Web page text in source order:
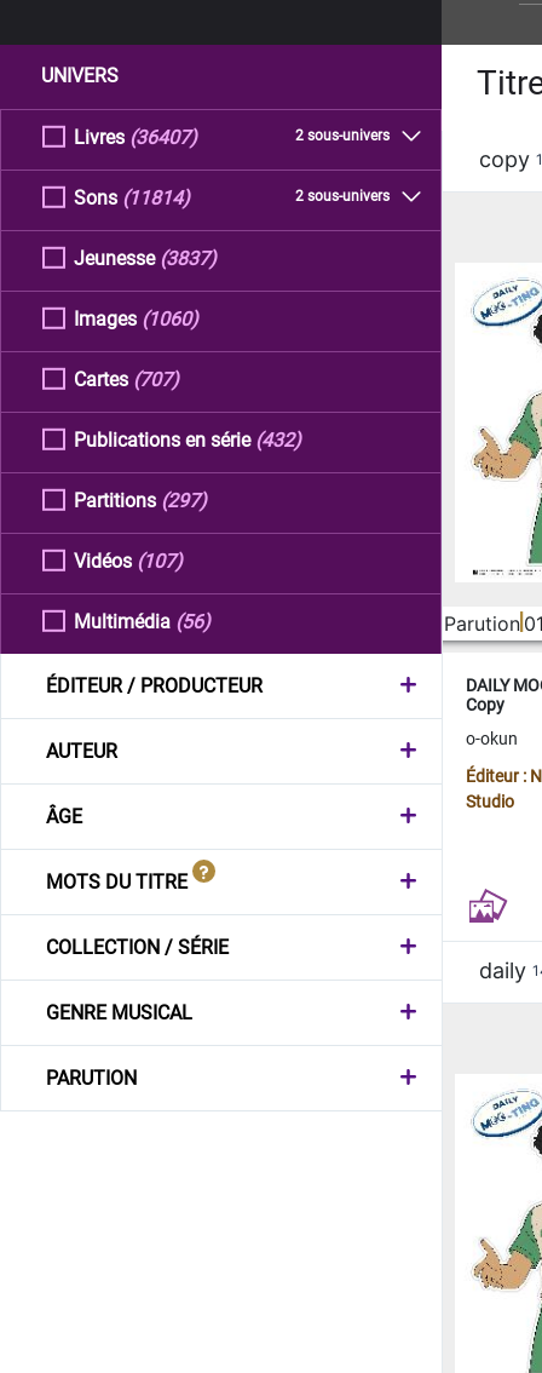
UNIVERS
Livres 2 sous-univers
(36407)
Sons 2 sous-univers
(11814)
Jeunesse (3837)
Images (1060)
Cartes (707)
Publications en série (432)
Partitions (297)
Vidéos (107)
Multimédia (56)
ÉDITEUR / PRODUCTEUR
AUTEUR
ÂGE
MOTS DU TITRE
COLLECTION / SÉRIE
GENRE MUSICAL
PARUTION
copy
Parution
DAILY
Copy
o-okun
Éditeur :
Studio
daily